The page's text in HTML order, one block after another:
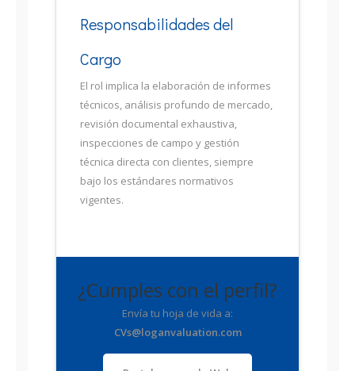
Responsabilidades del
Cargo
El rol implica la elaboración de informes
técnicos, análisis profundo de mercado,
revisión documental exhaustiva,
inspecciones de campo y gestión
técnica directa con clientes, siempre
bajo los estándares normativos
vigentes.
¿Cumples con el perfil?
Envía tu hoja de vida a:
CVs@loganvaluation.com